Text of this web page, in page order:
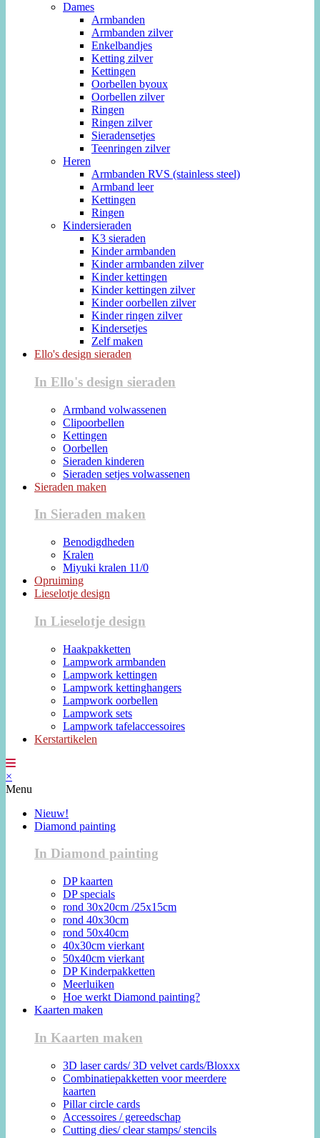
Dames
Armbanden
Armbanden zilver
Enkelbandjes
Ketting zilver
Kettingen
Oorbellen byoux
Oorbellen zilver
Ringen
Ringen zilver
Sieradensetjes
Teenringen zilver
Heren
Armbanden RVS (stainless steel)
Armband leer
Kettingen
Ringen
Kindersieraden
K3 sieraden
Kinder armbanden
Kinder armbanden zilver
Kinder kettingen
Kinder kettingen zilver
Kinder oorbellen zilver
Kinder ringen zilver
Kindersetjes
Zelf maken
Ello's design sieraden
In Ello's design sieraden
Armband volwassenen
Clipoorbellen
Kettingen
Oorbellen
Sieraden kinderen
Sieraden setjes volwassenen
Sieraden maken
In Sieraden maken
Benodigdheden
Kralen
Miyuki kralen 11/0
Opruiming
Lieselotje design
In Lieselotje design
Haakpakketten
Lampwork armbanden
Lampwork kettingen
Lampwork kettinghangers
Lampwork oorbellen
Lampwork sets
Lampwork tafelaccessoires
Kerstartikelen
×
Menu
Nieuw!
Diamond painting
In Diamond painting
DP kaarten
DP specials
rond 30x20cm /25x15cm
rond 40x30cm
rond 50x40cm
40x30cm vierkant
50x40cm vierkant
DP Kinderpakketten
Meerluiken
Hoe werkt Diamond painting?
Kaarten maken
In Kaarten maken
3D laser cards/ 3D velvet cards/Bloxxx
Combinatiepakketten voor meerdere
kaarten
Pillar circle cards
Accessoires / gereedschap
Cutting dies/ clear stamps/ stencils